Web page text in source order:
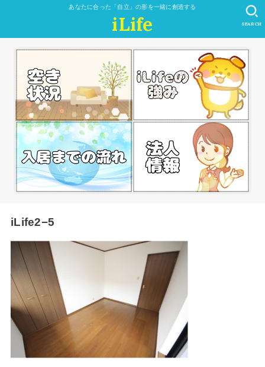
あなたに合った「自立」の形を一緒に創造する
iLife SEARCH
iLife2−5